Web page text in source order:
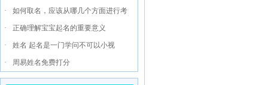
· 如何取名，应该从哪几个方面进行考
· 正确理解宝宝起名的重要意义
· 姓名 起名是一门学问不可以小视
· 周易姓名免费打分